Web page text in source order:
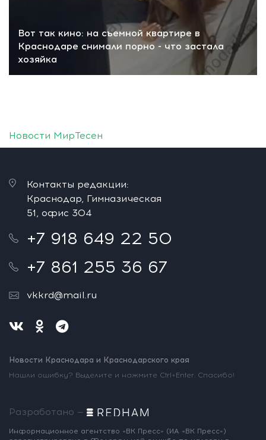
Вот так кино: на съемной квартире в
Краснодаре снимали порно - что застала
хозяйка
Новости МирТесен
Контакты редакции:
Краснодар, Гимназическая
51, офис 304
+7 918 649 22 50
+7 861 255 36 67
vkkrd@mail.ru
Новости Краснодара и Краснодарского края
Нашли ошибку? Выделите и нажмите Ctrl+Enter. Спасибо!
Разработано —
Информационное агентство «ВК Пресс» (ИА «ВК Пресс»)